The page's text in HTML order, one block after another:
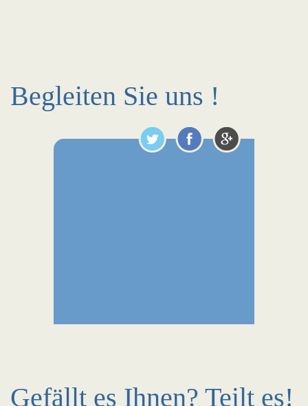
Begleiten Sie uns !
Gefällt es Ihnen? Teilt es!